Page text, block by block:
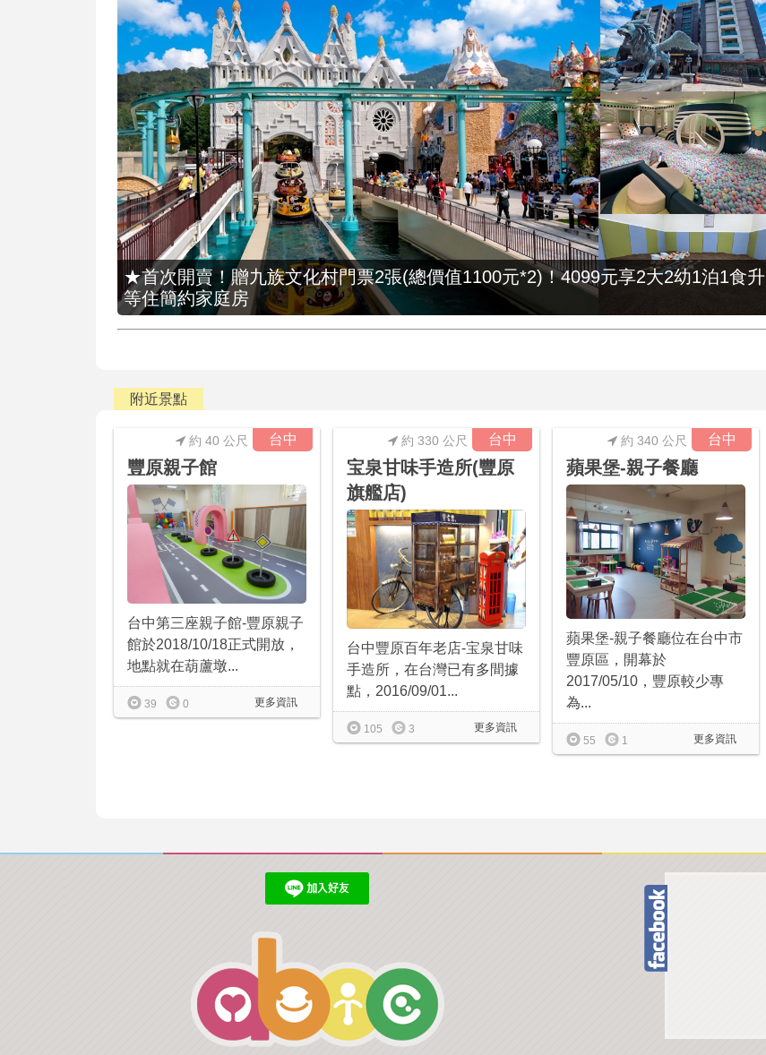
★首次開賣！贈九族文化村門票2張(總價值1100元*2)！4099元享2大2幼1泊1食升
等住簡約家庭房
附近景點
台中
約 40 公尺
豐原親子館
台中第三座親子館-豐原親子
館於2018/10/18正式開放，
地點就在葫蘆墩...
更多資訊
39 0
台中
約 330 公尺
宝泉甘味手造所(豐原
旗艦店)
台中豐原百年老店-宝泉甘味
手造所，在台灣已有多間據
點，2016/09/01...
更多資訊
105 3
台中
約 340 公尺
蘋果堡-親子餐廳
蘋果堡-親子餐廳位在台中市
豐原區，開幕於
2017/05/10，豐原較少專
為...
更多資訊
55 1